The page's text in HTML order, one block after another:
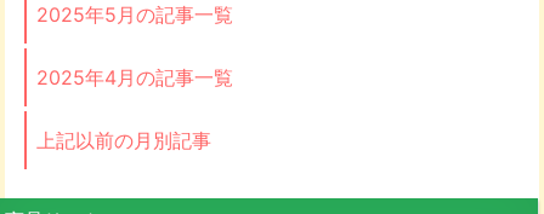
2025年5月の記事一覧
2025年4月の記事一覧
上記以前の月別記事